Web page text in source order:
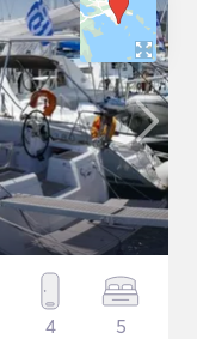
4 5